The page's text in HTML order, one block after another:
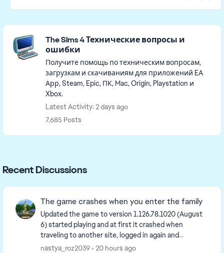
Featured Places
The Sims 4 Технические вопросы и
ошибки
Получите помощь по техническим вопросам,
загрузкам и скачиваниям для приложений EA
Арр, Steam, Epic, ПК, Mac, Origin, Playstation и
Xbox.
Latest Activity: 2 days ago
7,685 Posts
Recent Discussions
The game crashes when you enter the family
Updated the game to version 1.126.78.1020 (August
6) started playing and at first it crashed when
traveling to another site, logged in again and
everything was fine, exited without saving, and now
nastya_roz2039 20 hours ago